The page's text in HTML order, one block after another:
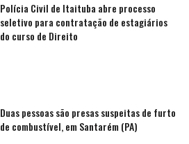
Polícia Civil de Itaituba abre processo
seletivo para contratação de estagiários
do curso de Direito
Duas pessoas são presas suspeitas de furto
de combustível, em Santarém (PA)